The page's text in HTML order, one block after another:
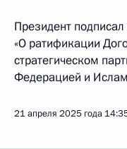
Президент
«О ратификации
стратегическом
Федерацией и
21 апреля 2025 года